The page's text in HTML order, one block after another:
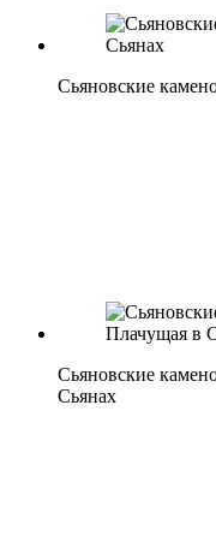
Сьяновские
Сьяновские
Сьянах